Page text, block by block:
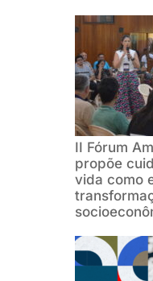
II Fórum
propõe
vida como